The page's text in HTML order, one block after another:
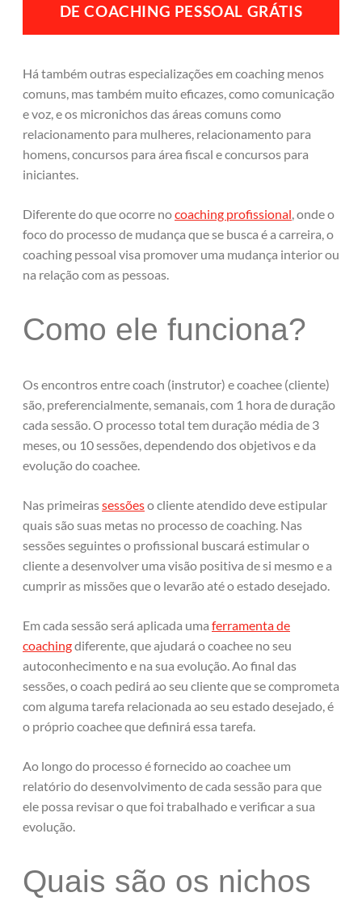
DE COACHING PESSOAL GRÁTIS
Há também outras especializações em coaching menos
comuns, mas também muito eficazes, como comunicação
e voz, e os micronichos das áreas comuns como
relacionamento para mulheres, relacionamento para
homens, concursos para área fiscal e concursos para
iniciantes.
Diferente do que ocorre nocoaching profissional, onde o
foco do processo de mudança que se busca é a carreira, o
coaching pessoal visa promover uma mudança interior ou
na relação com as pessoas.
Como ele funciona?
Os encontros entre coach (instrutor) e coachee (cliente)
são, preferencialmente, semanais, com 1 hora de duração
cada sessão. O processo total tem duração média de 3
meses, ou 10 sessões, dependendo dos objetivos e da
evolução do coachee.
Nas primeirassessõeso cliente atendido deve estipular
quais são suas metas no processo de coaching. Nas
sessões seguintes o profissional buscará estimular o
cliente a desenvolver uma visão positiva de si mesmo e a
cumprir as missões que o levarão até o estado desejado.
Em cada sessão será aplicada uma ferramenta de
coachingdiferente, que ajudará o coachee no seu
autoconhecimento e na sua evolução. Ao final das
sessões, o coach pedirá ao seu cliente que se comprometa
com alguma tarefa relacionada ao seu estado desejado, é
o próprio coachee que definirá essa tarefa.
Ao longo do processo é fornecido ao coachee um
relatório do desenvolvimento de cada sessão para que
ele possa revisar o que foi trabalhado e verificar a sua
evolução.
Quais são os nichos